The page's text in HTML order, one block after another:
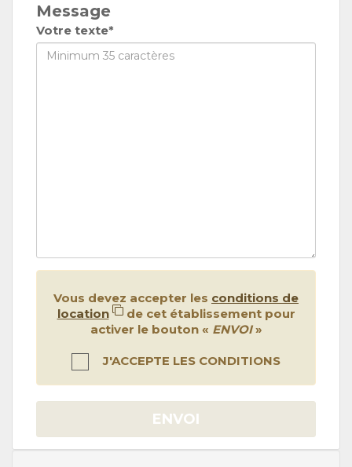
Message
Votre texte*
Vous devez accepter les conditions de
location
de cet établissement pour
activer le bouton « ENVOI»
J'ACCEPTE LES CONDITIONS
ENVOI